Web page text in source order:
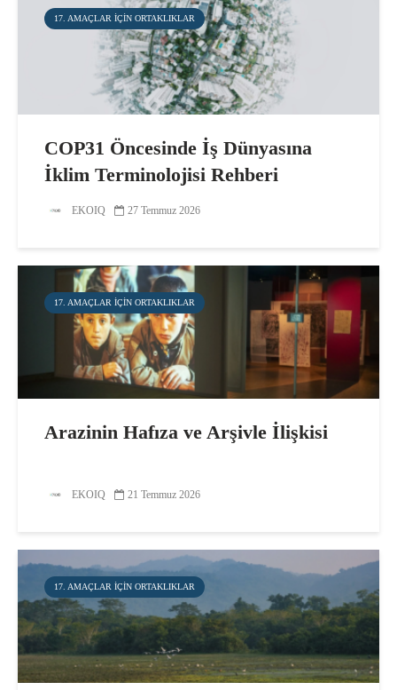
17. AMAÇLAR IÇIN ORTAKLIKLAR
COP31 Öncesinde İş Dünyasına
İklim Terminolojisi Rehberi
EKOIQ 27 Temmuz 2026
17. AMAÇLAR IÇIN ORTAKLIKLAR
Arazinin Hafıza ve Arşivle İlişkisi
EKOIQ 21 Temmuz 2026
17. AMAÇLAR IÇIN ORTAKLIKLAR